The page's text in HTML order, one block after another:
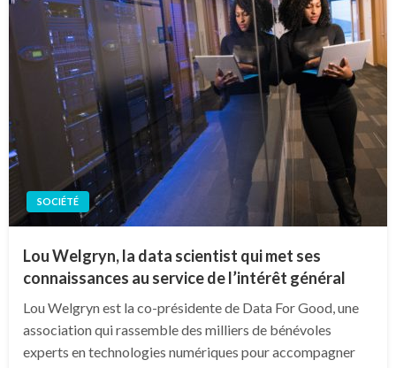
SOCIÉTÉ
Lou Welgryn, la data scientist qui met ses
connaissances au service de l’intérêt général
Lou Welgryn est la co-présidente de Data For Good, une
association qui rassemble des milliers de bénévoles
experts en technologies numériques pour accompagner